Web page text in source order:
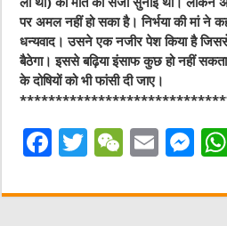
पर अमल नहीं हो सका है। निर्भया की मां ने
धन्यवाद। उसने एक नजीर पेश किया है
बैठेगा। इससे बढ़िया इंसाफ कुछ हो नहीं
के दोषियों को भी फांसी दी जाए।
F
c
T
it
W
C
E
ai
M
ss